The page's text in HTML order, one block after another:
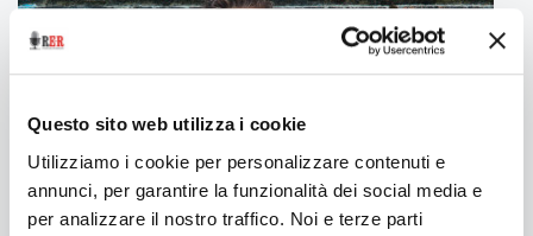
Questo sito web utilizza i cookie
Utilizziamo i cookie per personalizzare contenuti e
annunci, per garantire la funzionalità dei social media e
per analizzare il nostro traffico. Noi e terze parti